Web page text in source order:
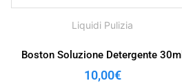
Liquidi Pulizia
Boston Soluzione Detergente 30ml
10,00€